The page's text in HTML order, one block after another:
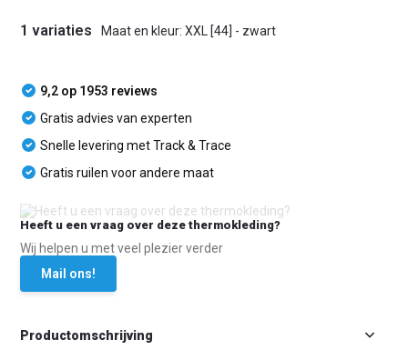
1 variaties Maat en kleur: XXL [44] - zwart
9,2 op 1953 reviews
Gratis advies van experten
Snelle levering met Track & Trace
Gratis ruilen voor andere maat
Heeft u een vraag over deze thermokleding?
Wij helpen u met veel plezier verder
Mail ons!
Productomschrijving